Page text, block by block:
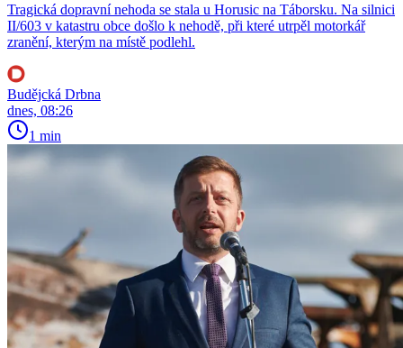
Tragická dopravní nehoda se stala u Horusic na Táborsku. Na silnici
II/603 v katastru obce došlo k nehodě, při které utrpěl motorkář
zranění, kterým na místě podlehl.
Budějcká Drbna
dnes, 08:26
1 min